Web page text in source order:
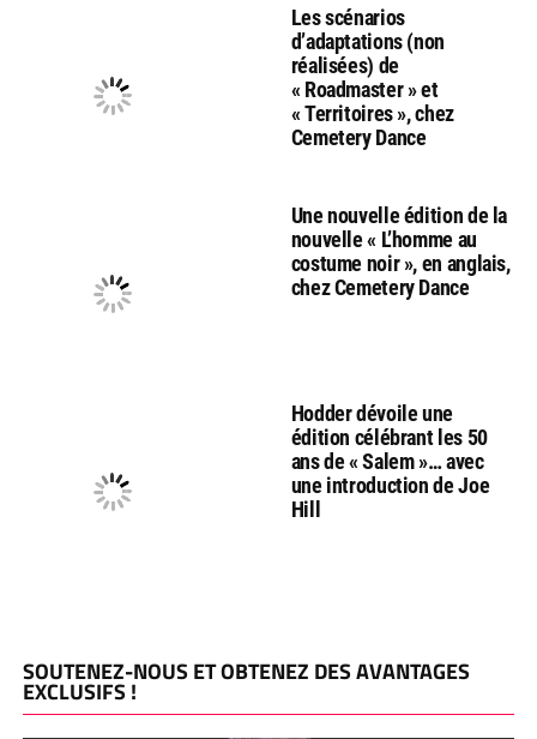
Les scénarios
d’adaptations (non
réalisées) de
« Roadmaster » et
« Territoires », chez
Cemetery Dance
Une nouvelle édition de la
nouvelle « L’homme au
costume noir », en anglais,
chez Cemetery Dance
Hodder dévoile une
édition célébrant les 50
ans de « Salem »… avec
une introduction de Joe
Hill
SOUTENEZ-NOUS ET OBTENEZ DES AVANTAGES
EXCLUSIFS !